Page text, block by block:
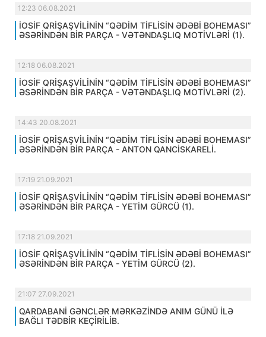
12:23 06.08.2021
İOSİF QRİŞAŞVİLİNİN “QƏDİM TİFLİSİN ƏDƏBİ BOHEMASI”
ƏSƏRİNDƏN BİR PARÇA - VƏTƏNDAŞLIQ MOTİVLƏRİ (1).
12:18 06.08.2021
İOSİF QRİŞAŞVİLİNİN “QƏDİM TİFLİSİN ƏDƏBİ BOHEMASI”
ƏSƏRİNDƏN BİR PARÇA - VƏTƏNDAŞLIQ MOTİVLƏRİ (2).
14:43 20.08.2021
İOSİF QRİŞAŞVİLİNİN “QƏDİM TİFLİSİN ƏDƏBİ BOHEMASI”
ƏSƏRİNDƏN BİR PARÇA - ANTON QANCİSKARELİ.
17:19 21.09.2021
İOSİF QRİŞAŞVİLİNİN “QƏDİM TİFLİSİN ƏDƏBİ BOHEMASI”
ƏSƏRİNDƏN BİR PARÇA - YETİM GÜRCÜ (1).
17:18 21.09.2021
İOSİF QRİŞAŞVİLİNİN “QƏDİM TİFLİSİN ƏDƏBİ BOHEMASI”
ƏSƏRİNDƏN BİR PARÇA - YETİM GÜRCÜ (2).
21:07 27.09.2021
QARDABANİ GƏNCLƏR MƏRKƏZİNDƏ ANIM GÜNÜ İLƏ
BAĞLI TƏDBİR KEÇİRİLİB.